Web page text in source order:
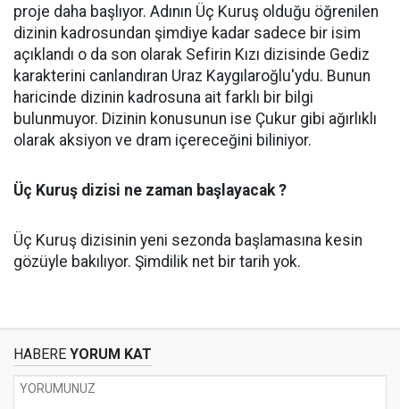
proje daha başlıyor. Adının Üç Kuruş olduğu öğrenilen
dizinin kadrosundan şimdiye kadar sadece bir isim
açıklandı o da son olarak Sefirin Kızı dizisinde Gediz
karakterini canlandıran Uraz Kaygılaroğlu'ydu. Bunun
haricinde dizinin kadrosuna ait farklı bir bilgi
bulunmuyor. Dizinin konusunun ise Çukur gibi ağırlıklı
olarak aksiyon ve dram içereceğini biliniyor.
Üç Kuruş dizisi ne zaman başlayacak ?
Üç Kuruş dizisinin yeni sezonda başlamasına kesin
gözüyle bakılıyor. Şimdilik net bir tarih yok.
HABERE YORUM KAT